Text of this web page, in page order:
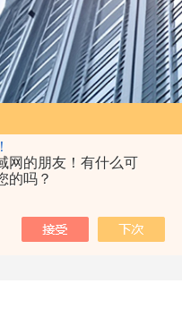
网的朋友！有什么可
的吗？